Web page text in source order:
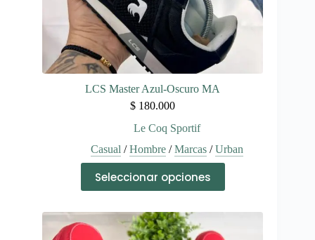
LCS Master Azul-Oscuro MA
$ 180.000
Le Coq Sportif
Casual /Hombre/Marcas/Urban
Seleccionar opciones
producto
tiene
variantes.
Las